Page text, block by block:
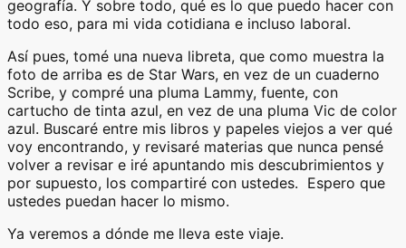
geografía. Y sobre todo, qué es lo que puedo hacer con
todo eso, para mi vida cotidiana e incluso laboral.
Así pues, tomé una nueva libreta, que como muestra la
foto de arriba es de Star Wars, en vez de un cuaderno
Scribe, y compré una pluma Lammy, fuente, con
cartucho de tinta azul, en vez de una pluma Vic de color
azul. Buscaré entre mis libros y papeles viejos a ver qué
voy encontrando, y revisaré materias que nunca pensé
volver a revisar e iré apuntando mis descubrimientos y
por supuesto, los compartiré con ustedes. Espero que
ustedes puedan hacer lo mismo.
Ya veremos a dónde me lleva este viaje.